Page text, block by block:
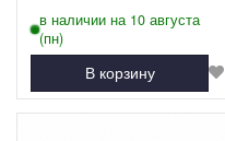
в наличии на 10 августа
(пн)
В корзину